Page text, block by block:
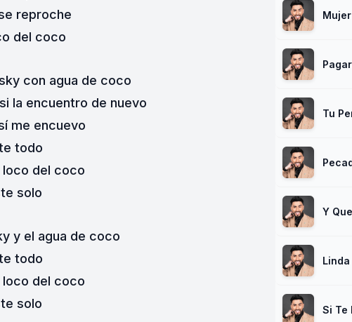
reproche
del coco
con agua de coco
la encuentro de nuevo
me encuevo
todo
loco del coco
solo
y el agua de coco
todo
loco del coco
solo
Tu
Y
Si Te